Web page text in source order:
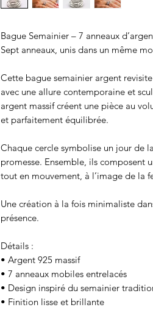
Bague Semainier – 7 anneaux
Sept anneaux, unis dans un même
Cette bague semainier argent
avec une allure contemporaine et
argent massif créent une pièce au
et parfaitement équilibrée.
Chaque cercle symbolise un jour de
promesse. Ensemble, ils composent
tout en mouvement, à l’image de la
Une création à la fois minimaliste
présence.
Détails :
• Argent 925 massif
• 7 anneaux mobiles entrelacés
• Design inspiré du semainier
• Finition lisse et brillante